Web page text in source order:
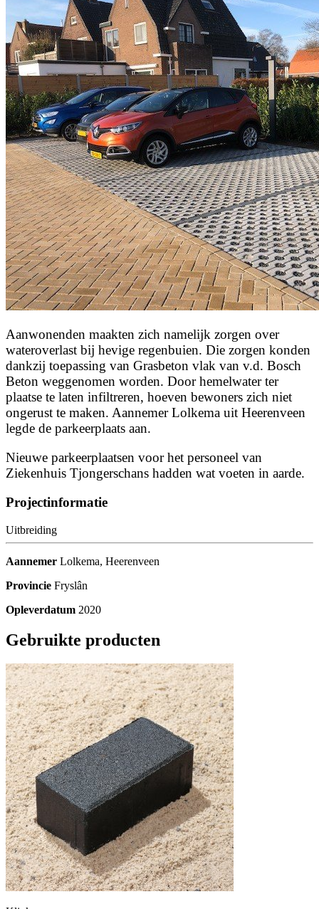
Aanwonenden maakten zich namelijk zorgen over
wateroverlast bij hevige regenbuien. Die zorgen konden
dankzij toepassing van Grasbeton vlak van v.d. Bosch
Beton weggenomen worden. Door hemelwater ter
plaatse te laten infiltreren, hoeven bewoners zich niet
ongerust te maken. Aannemer Lolkema uit Heerenveen
legde de parkeerplaats aan.
Nieuwe parkeerplaatsen voor het personeel van
Ziekenhuis Tjongerschans hadden wat voeten in aarde.
Projectinformatie
Uitbreiding
Aannemer Lolkema, Heerenveen
Provincie Fryslân
Opleverdatum 2020
Gebruikte producten